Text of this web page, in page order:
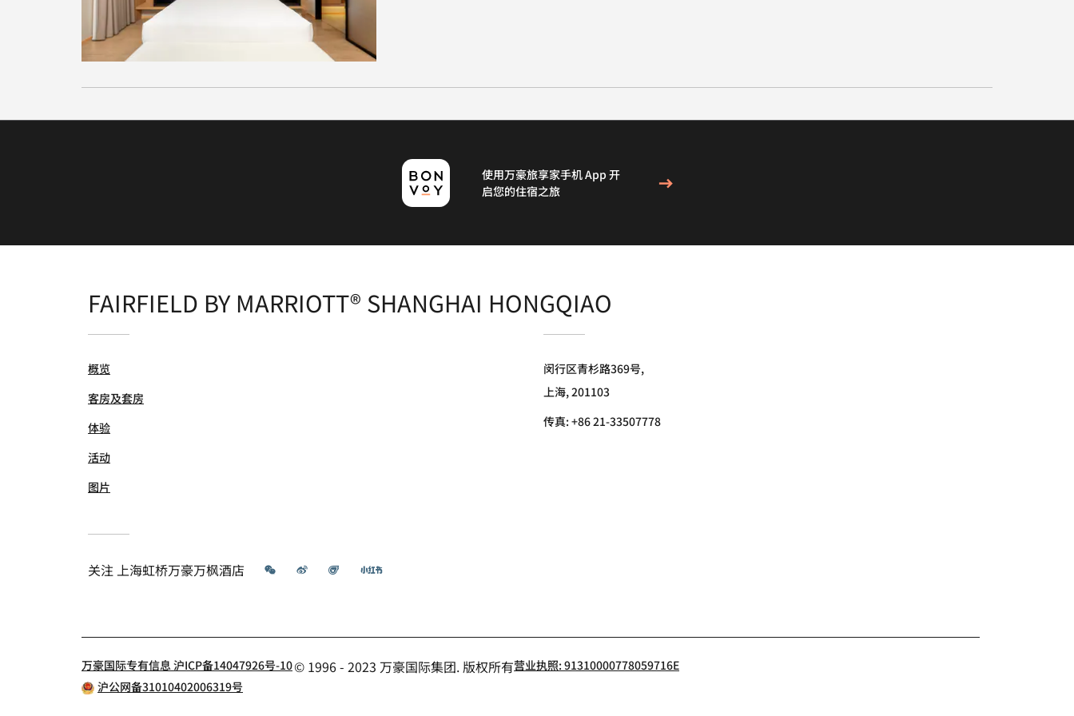
使用万豪旅享家手机 App 开
启您的住宿之旅
FAIRFIELD BY MARRIOTT® SHANGHAI HONGQIAO
概览
客房及套房
体验
活动
图片
闵行区青杉路369号,
上海, 201103
传真:+86 21-33507778
关注上海虹桥万豪万枫酒店 微信 微博 飞猪 小红书
万豪国际专有信息 沪ICP备14047926号-10© 1996 - 2023 万豪国际集团. 版权所有营业执照: 91310000778059716E
沪公网备31010402006319号